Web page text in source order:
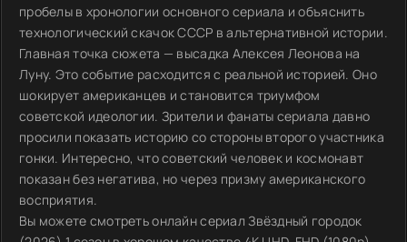
пробелы в хронологии основного сериала и объяснить
технологический скачок СССР в альтернативной истории.
Главная точка сюжета — высадка Алексея Леонова на
Луну. Это событие расходится с реальной историей. Оно
шокирует американцев и становится триумфом
советской идеологии. Зрители и фанаты сериала давно
просили показать историю со стороны второго участника
гонки. Интересно, что советский человек и космонавт
показан без негатива, но через призму американского
восприятия.
Вы можете смотреть онлайн сериал Звёздный городок